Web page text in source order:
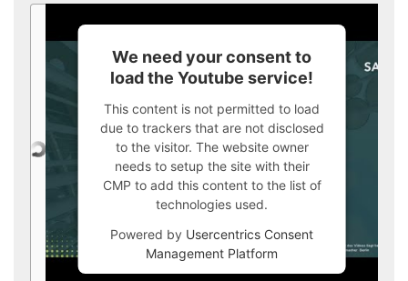
We need your consent to
load the Youtube service!
This content is not permitted to load
due to trackers that are not disclosed
to the visitor. The website owner
needs to setup the site with their
CMP to add this content to the list of
technologies used.
Powered by Usercentrics Consent
Management Platform